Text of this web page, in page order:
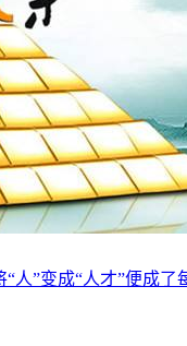
人”变成“人才”便成